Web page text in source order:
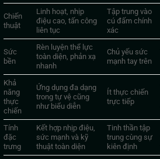
Chiến
thuật
Linh hoạt, nhịp
điệu cao, tấn công
liên tục
Tập trung vào
cú đấm chính
xác
Sức
bền
Rèn luyện thể lực
toàn diện, phản xạ
nhanh
Chủ yếu sức
mạnh tay trên
Khả
năng
thực
chiến
Ứng dụng đa dạng
trong tự vệ cũng
như biểu diễn
Ít thực chiến
trực tiếp
Tính
đặc
trưng
Kết hợp nhịp điệu,
sức mạnh và kỹ
thuật toàn diện
Tinh thần tập
trung cùng sự
kiên định